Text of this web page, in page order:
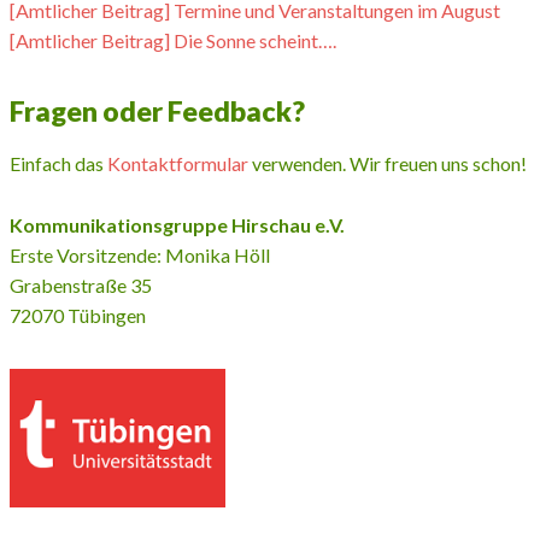
[Amtlicher Beitrag] Termine und Veranstaltungen im August
[Amtlicher Beitrag] Die Sonne scheint….
Fragen oder Feedback?
Einfach das Kontaktformularverwenden. Wir freuen uns schon!
Kommunikationsgruppe Hirschau e.V.
Erste Vorsitzende: Monika Höll
Grabenstraße 35
72070 Tübingen